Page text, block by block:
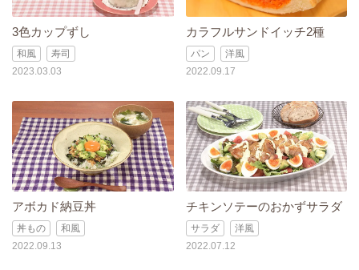
3色カップずし
和風
寿司
2023.03.03
カラフルサンドイッチ2種
パン
洋風
2022.09.17
アボカド納豆丼
丼もの
和風
2022.09.13
チキンソテーのおかずサラダ
サラダ
洋風
2022.07.12